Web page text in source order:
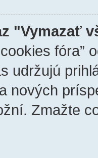
"Vymazať
fóra”
udržujú
nových
Zmažte